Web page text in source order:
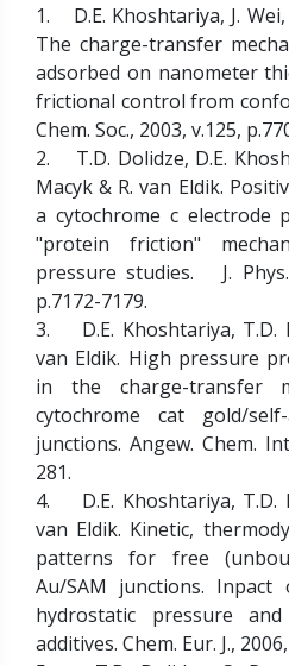
1. D.E. Khoshtariya, J. Wei,
The charge-transfer
adsorbed on nanometer
frictional control from
Chem. Soc., 2003, v.125,
2. T.D. Dolidze, D.E.
Macyk & R. van Eldik.
a cytochrome c electrode
"protein friction"
pressure studies. J. Phys.
p.7172-7179.
3. D.E. Khoshtariya, T.D.
van Eldik. High pressure
in the charge-transfer
cytochrome cat gold/
junctions. Angew. Chem.
281.
4. D.E. Khoshtariya, T.D.
van Eldik. Kinetic,
patterns for free
Au/SAM junctions. Inpact
hydrostatic pressure
additives. Chem. Eur. J.,